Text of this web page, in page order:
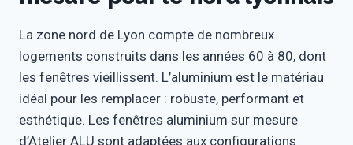
La zone nord de Lyon compte de nombreux
logements construits dans les années 60 à 80, dont
les fenêtres vieillissent. L’aluminium est le matériau
idéal pour les remplacer : robuste, performant et
esthétique. Les fenêtres aluminium sur mesure
d’Atelier ALU sont adaptées aux configurations